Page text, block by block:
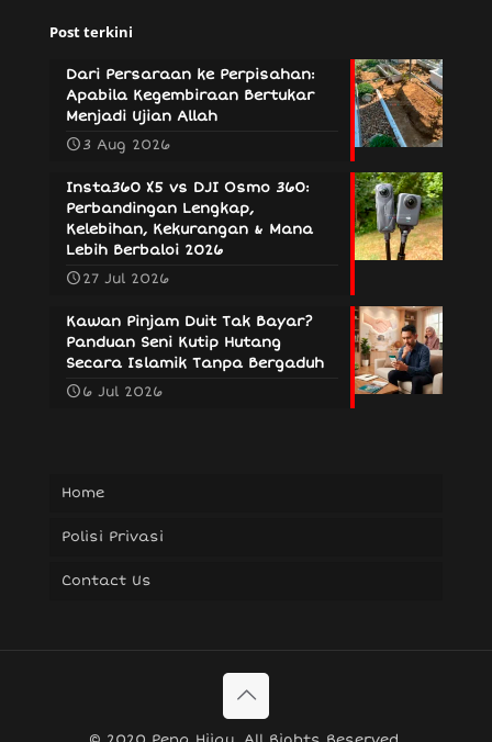
Post terkini
Dari Persaraan ke Perpisahan:
Apabila Kegembiraan Bertukar
Menjadi Ujian Allah
3 Aug 2026
Insta360 X5 vs DJI Osmo 360:
Perbandingan Lengkap,
Kelebihan, Kekurangan & Mana
Lebih Berbaloi 2026
27 Jul 2026
Kawan Pinjam Duit Tak Bayar?
Panduan Seni Kutip Hutang
Secara Islamik Tanpa Bergaduh
6 Jul 2026
Home
Polisi Privasi
Contact Us